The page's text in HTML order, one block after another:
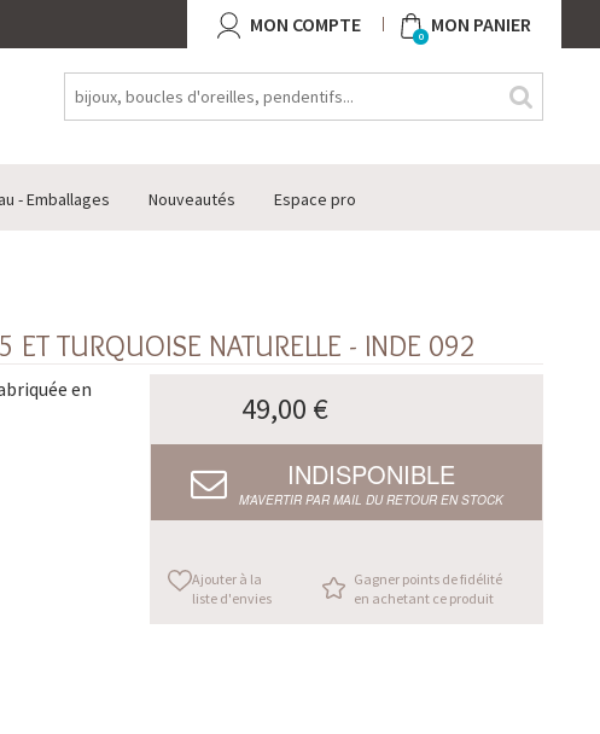
MON COMPTE 0 MON PANIER
- Emballages Nouveautés Espace pro
ET TURQUOISE NATURELLE - INDE 092
en
49,00 €
INDISPONIBLE
M’AVERTIR PAR MAIL DU RETOUR EN STOCK
Ajouter à la
liste d'envies
Gagner points de fidélité
en achetant ce produit